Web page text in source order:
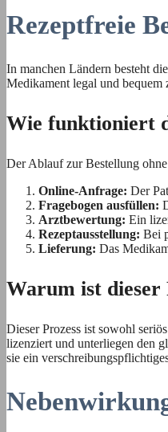
Rezeptfreie
In manchen Ländern besteht
Medikament legal und bequem
Wie funktioniert
Der Ablauf zur Bestellung
Online-Anfrage: Der
Fragebogen ausfüllen:
Arztbewertung: Ein
Rezeptausstellung: Bei
Lieferung: Das
Warum ist dieser
Dieser Prozess ist sowohl
lizenziert und unterliegen den
sie ein